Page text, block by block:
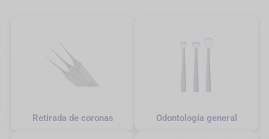
Retirada de coronas Odontología general